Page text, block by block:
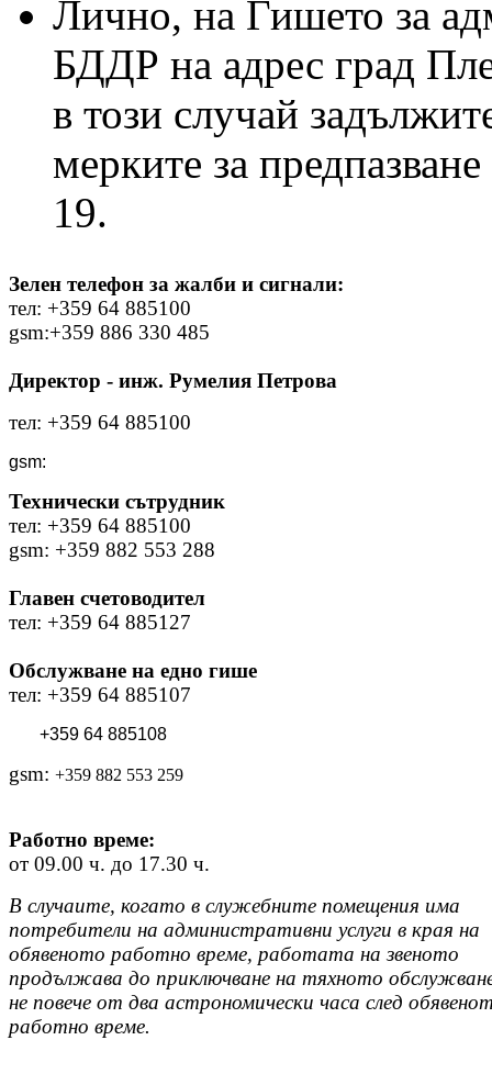
Лично, на Гишето за
БДДР на адрес град
в този случай
мерките за
19.
Зелен телефон за жалби и сигнали:
тел: +359 64 885100
gsm:+359 886 330 485
Директор - инж. Румелия Петрова
тел: +359 64 885100
gsm:
Технически сътрудник
тел: +359 64 885100
gsm: +359 882 553 288
Главен счетоводител
тел: +359 64 885127
Обслужване на едно гише
тел: +359 64 885107
+359 64 885108
gsm: +359 882 553 259
Работно време:
от 09.00 ч. до 17.30 ч.
В случаите, когато в служебните помещения има
потребители на административни услуги в края на
обявеното работно време, работата на звеното
продължава до приключване на тяхното
не повече от два астрономически часа след
работно време.